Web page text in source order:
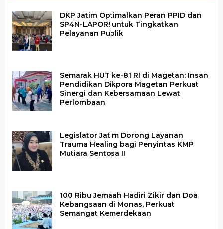
DKP Jatim Optimalkan Peran PPID dan
SP4N-LAPOR! untuk Tingkatkan
Pelayanan Publik
Semarak HUT ke-81 RI di Magetan: Insan
Pendidikan Dikpora Magetan Perkuat
Sinergi dan Kebersamaan Lewat
Perlombaan
Legislator Jatim Dorong Layanan
Trauma Healing bagi Penyintas KMP
Mutiara Sentosa II
100 Ribu Jemaah Hadiri Zikir dan Doa
Kebangsaan di Monas, Perkuat
Semangat Kemerdekaan